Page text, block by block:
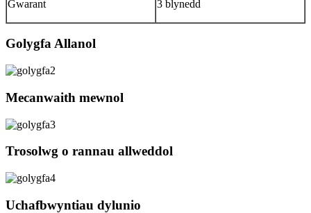
Gwarant 3 blynedd
Golygfa Allanol
Mecanwaith mewnol
Trosolwg o rannau allweddol
Uchafbwyntiau dylunio